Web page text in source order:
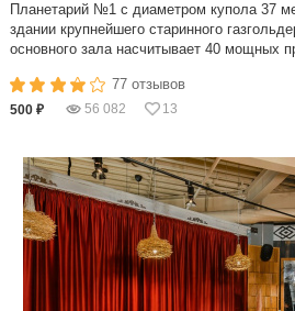
Планетарий №1 с диаметром купола 37
здании крупнейшего старинного
основного зала насчитывает 40 мощных
77 отзывов
500 ₽ 56 082 13